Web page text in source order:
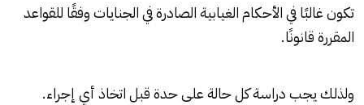
تكون غالبًا في الأحكام الغيابية الصادرة في الجنايات وفقًا للقواعد
المقررة قانونًا.
ولذلك يجب دراسة كل حالة على حدة قبل اتخاذ أي إجراء.